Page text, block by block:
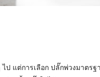
ป แต่การเลือก ปลั๊กพ่วงมาตร